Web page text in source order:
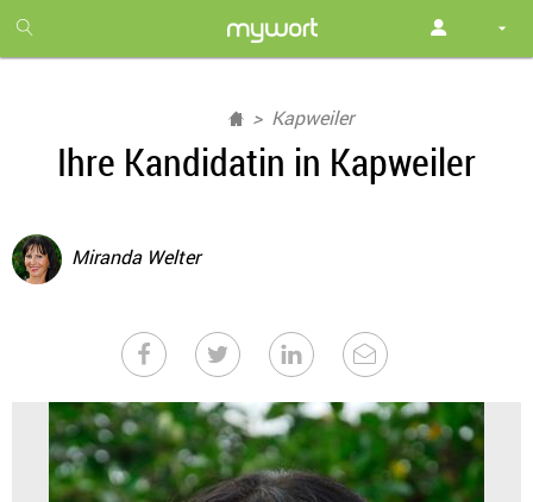
month
free
Kapweiler
Ihre Kandidatin in Kapweiler
Miranda Welter